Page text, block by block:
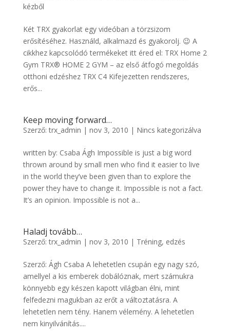
kézből
Két TRX gyakorlat egy videóban a törzsizom
erősítéséhez. Használd, alkalmazd és gyakorolj. 😉 A
cikkhez kapcsolódó termékeket itt éred el: TRX Home 2
Gym TRX® HOME 2 GYM – az első átfogó megoldás
otthoni edzéshez TRX C4 Kifejezetten rendszeres,
erős...
Keep moving forward…
Szerző:trx_admin | nov 3, 2010 | Nincs kategorizálva
written by: Csaba Ágh Impossible is just a big word
thrown around by small men who find it easier to live
in the world they’ve been given than to explore the
power they have to change it. Impossible is not a fact.
It’s an opinion. Impossible is not a...
Haladj tovább…
Szerző:trx_admin | nov 3, 2010 | Tréning, edzés
Szerző: Ágh Csaba A lehetetlen csupán egy nagy szó,
amellyel a kis emberek dobálóznak, mert számukra
könnyebb egy készen kapott világban élni, mint
felfedezni magukban az erőt a változtatásra. A
lehetetlen nem tény. Hanem vélemény. A lehetetlen
nem kinyilvánítás....